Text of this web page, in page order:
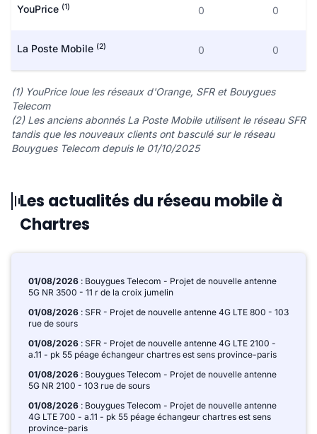
YouPrice (1) 0 0
La Poste Mobile (2) 0 0
(1) YouPrice loue les réseaux d'Orange, SFR et Bouygues
Telecom
(2) Les anciens abonnés La Poste Mobile utilisent le réseau SFR
tandis que les nouveaux clients ont basculé sur le réseau
Bouygues Telecom depuis le 01/10/2025
Les actualités du réseau mobile à
Chartres
01/08/2026 : Bouygues Telecom - Projet de nouvelle antenne
5G NR 3500 - 11 r de la croix jumelin
01/08/2026 : SFR - Projet de nouvelle antenne 4G LTE 800 - 103
rue de sours
01/08/2026 : SFR - Projet de nouvelle antenne 4G LTE 2100 -
a.11 - pk 55 péage échangeur chartres est sens province-paris
01/08/2026 : Bouygues Telecom - Projet de nouvelle antenne
5G NR 2100 - 103 rue de sours
01/08/2026 : Bouygues Telecom - Projet de nouvelle antenne
4G LTE 700 - a.11 - pk 55 péage échangeur chartres est sens
province-paris